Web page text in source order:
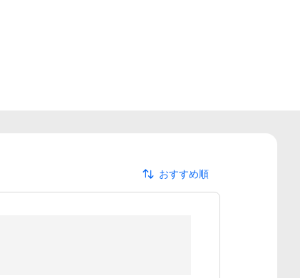
おすすめ順